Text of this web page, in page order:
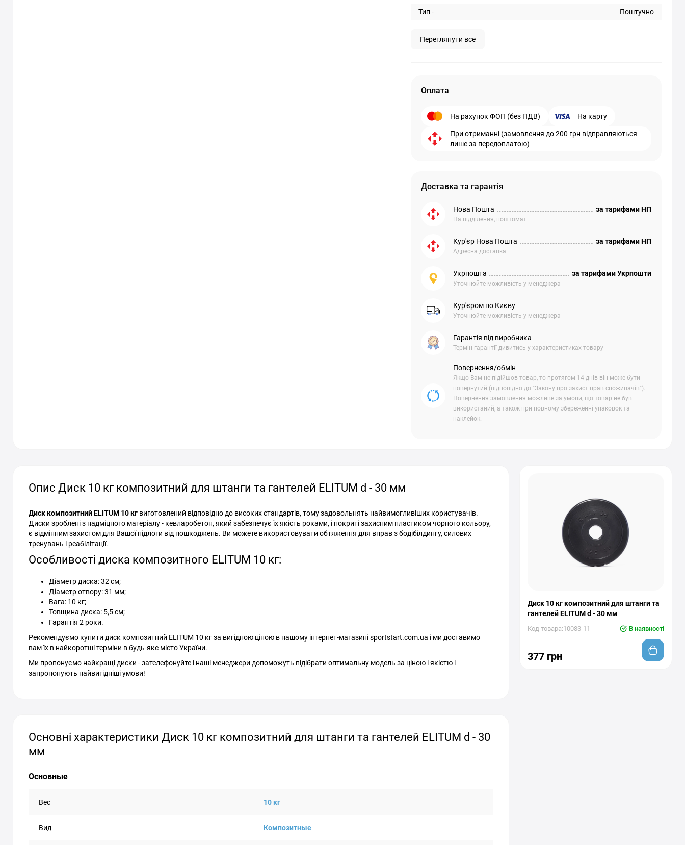
Тип -
Поштучно
Переглянути все
Оплата
На рахунок ФОП (без ПДВ) На карту
При отриманні (замовлення до 200 грн відправляються
лише за передоплатою)
Доставка та гарантія
Нова Пошта
На відділення, поштомат
за тарифами НП
Кур'єр Нова Пошта
Адресна доставка
за тарифами НП
Укрпошта
Уточнюйте можливість у менеджера
за тарифами Укрпошти
Кур'єром по Києву
Уточнюйте можливість у менеджера
Гарантія від виробника
Термін гарантії дивитись у характеристиках товару
Повернення/обмін
Якщо Вам не підійшов товар, то протягом 14 днів він може бути
повернутий (відповідно до "Закону про захист прав споживачів").
Повернення замовлення можливе за умови, що товар не був
використаний, а також при повному збереженні упаковок та
наклейок.
Опис Диск 10 кг композитний для штанги та гантелей ELITUM d - 30 мм
Диск композитний ELITUM 10 кг виготовлений відповідно до високих стандартів, тому задовольнять найвимогливіших користувачів.
Диски зроблені з надміцного матеріалу - кевларобетон, який забезпечує їх якість роками, і покриті захисним пластиком чорного кольору,
є відмінним захистом для Вашої підлоги від пошкоджень. Ви можете використовувати обтяження для вправ з бодібілдингу, силових
тренувань і реабілітації.
Особливості диска композитного ELITUM 10 кг:
Діаметр диска: 32 см;
Діаметр отвору: 31 мм;
Вага: 10 кг;
Товщина диска: 5,5 см;
Гарантія 2 роки.
Рекомендуємо купити диск композитний ELITUM 10 кг за вигідною ціною в нашому інтернет-магазині sportstart.com.ua і ми доставимо
вам їх в найкоротші терміни в будь-яке місто України.
Ми пропонуємо найкращі диски - зателефонуйте і наші менеджери допоможуть підібрати оптимальну модель за ціною і якістю і
запропонують найвигідніші умови!
Основні характеристики Диск 10 кг композитний для штанги та гантелей ELITUM d - 30
мм
Основные
Вес 10 кг
Вид Композитные
Диск 10 кг композитний для штанги та
гантелей ELITUM d - 30 мм
Код товара:10083-11 В наявності
377 грн